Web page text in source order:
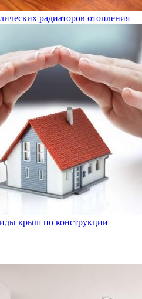
радиаторов отопления
крыш по конструкции